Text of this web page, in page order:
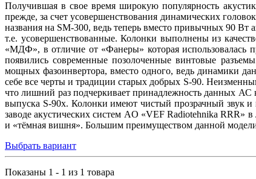
Получившая в свое время широкую популярность
прежде, за счет усовершенствования динамических
названия на SM-300, ведь теперь вместо привычных 90 Вт
т.е. усовершенствованные. Колонки выполнены из
«МДФ», в отличие от «Фанеры» которая использовалась
появились современные позолоченные винтовые
мощных фазоинвертора, вместо одного, ведь динамики
себе все черты и традиции старых добрых S-90.
что лишний раз подчеркивает принадлежность данных АС
выпуска S-90х. Колонки имеют чистый прозрачный звук и
заводе акустических систем AO «VEF Radiotehnika RRR»
и «тёмная вишня». Большим преимуществом данной модели
Выбрать вариант
Показаны 1 - 1 из 1 товара